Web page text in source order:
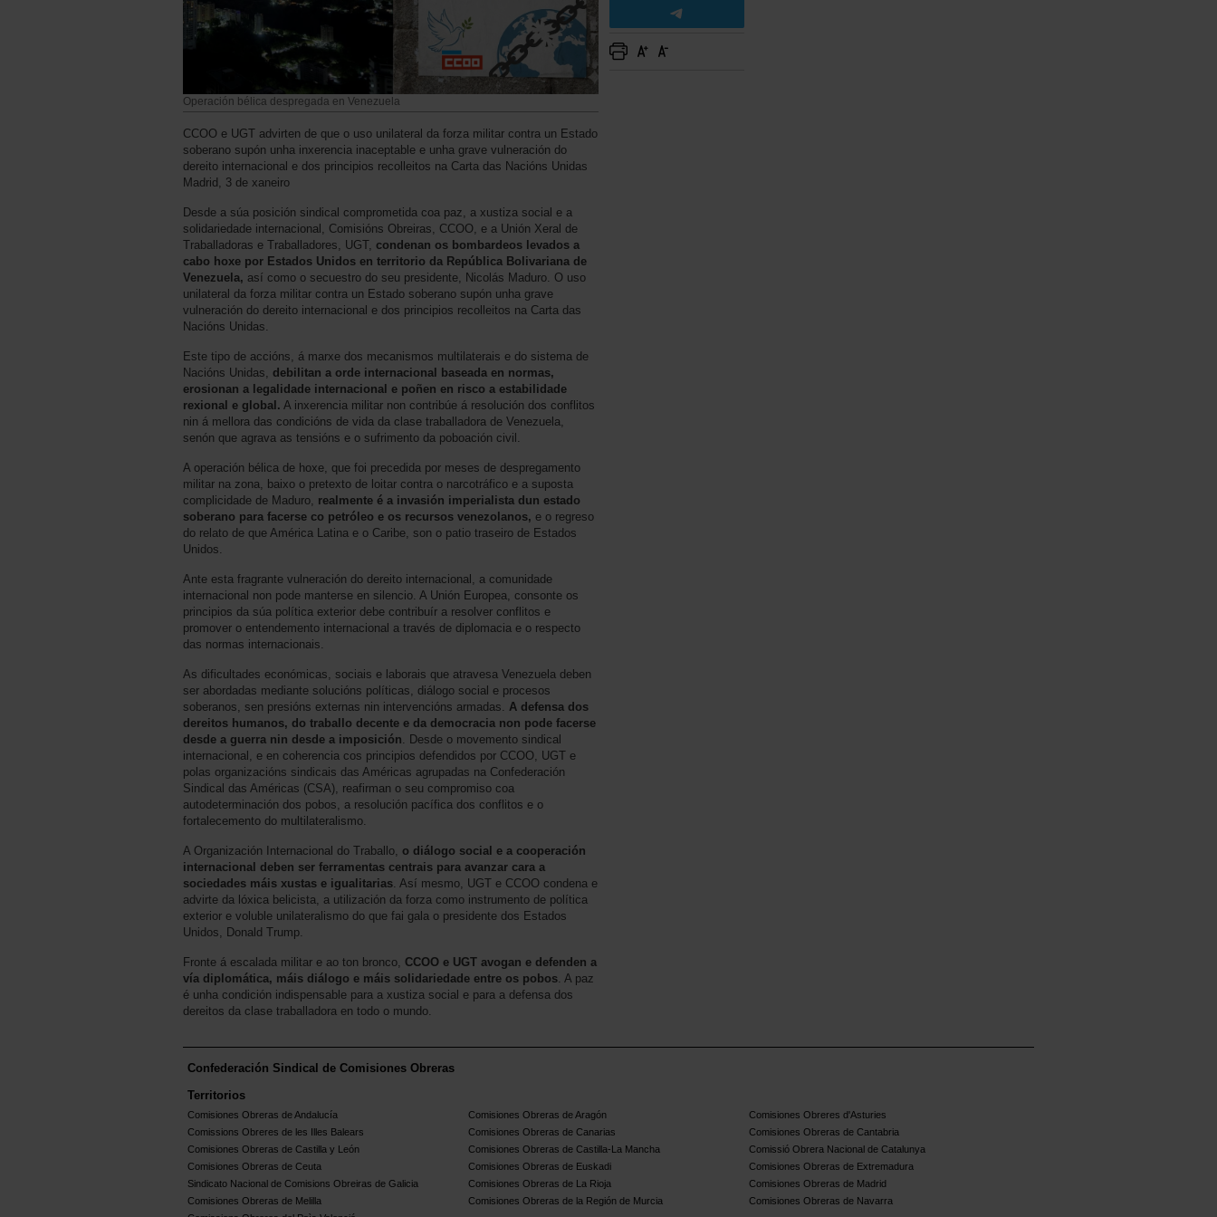
Operación bélica despregada en Venezuela
CCOO e UGT advirten de que o uso unilateral da forza militar contra un Estado
soberano supón unha inxerencia inaceptable e unha grave vulneración do
dereito internacional e dos principios recolleitos na Carta das Nacións Unidas
Madrid, 3 de xaneiro
Desde a súa posición sindical comprometida coa paz, a xustiza social e a
solidariedade internacional, Comisións Obreiras, CCOO, e a Unión Xeral de
Traballadoras e Traballadores, UGT, condenan os bombardeos levados a
cabo hoxe por Estados Unidos en territorio da República Bolivariana de
Venezuela, así como o secuestro do seu presidente, Nicolás Maduro. O uso
unilateral da forza militar contra un Estado soberano supón unha grave
vulneración do dereito internacional e dos principios recolleitos na Carta das
Nacións Unidas.
Este tipo de accións, á marxe dos mecanismos multilaterais e do sistema de
Nacións Unidas, debilitan a orde internacional baseada en normas,
erosionan a legalidade internacional e poñen en risco a estabilidade
rexional e global. A inxerencia militar non contribúe á resolución dos conflitos
nin á mellora das condicións de vida da clase traballadora de Venezuela,
senón que agrava as tensións e o sufrimento da poboación civil.
A operación bélica de hoxe, que foi precedida por meses de despregamento
militar na zona, baixo o pretexto de loitar contra o narcotráfico e a suposta
complicidade de Maduro, realmente é a invasión imperialista dun estado
soberano para facerse co petróleo e os recursos venezolanos, e o regreso
do relato de que América Latina e o Caribe, son o patio traseiro de Estados
Unidos.
Ante esta fragrante vulneración do dereito internacional, a comunidade
internacional non pode manterse en silencio. A Unión Europea, consonte os
principios da súa política exterior debe contribuír a resolver conflitos e
promover o entendemento internacional a través de diplomacia e o respecto
das normas internacionais.
As dificultades económicas, sociais e laborais que atravesa Venezuela deben
ser abordadas mediante solucións políticas, diálogo social e procesos
soberanos, sen presións externas nin intervencións armadas. A defensa dos
dereitos humanos, do traballo decente e da democracia non pode facerse
desde a guerra nin desde a imposición. Desde o movemento sindical
internacional, e en coherencia cos principios defendidos por CCOO, UGT e
polas organizacións sindicais das Américas agrupadas na Confederación
Sindical das Américas (CSA), reafirman o seu compromiso coa
autodeterminación dos pobos, a resolución pacífica dos conflitos e o
fortalecemento do multilateralismo.
A Organización Internacional do Traballo, o diálogo social e a cooperación
internacional deben ser ferramentas centrais para avanzar cara a
sociedades máis xustas e igualitarias. Así mesmo, UGT e CCOO condena e
advirte da lóxica belicista, a utilización da forza como instrumento de política
exterior e voluble unilateralismo do que fai gala o presidente dos Estados
Unidos, Donald Trump.
Fronte á escalada militar e ao ton bronco, CCOO e UGT avogan e defenden a
vía diplomática, máis diálogo e máis solidariedade entre os pobos. A paz
é unha condición indispensable para a xustiza social e para a defensa dos
dereitos da clase traballadora en todo o mundo.
Confederación Sindical de Comisiones Obreras
Territorios
Comisiones Obreras de Andalucía Comisiones Obreras de Aragón
Comisiones Obreres d'Asturies
Comissions Obreres de les Illes Balears
Comisiones Obreras de Canarias
Comisiones Obreras de Cantabria
Comisiones Obreras de Castilla y León
Comisiones Obreras de Castilla-La Mancha
Comissió Obrera Nacional de Catalunya
Comisiones Obreras de Ceuta
Comisiones Obreras de Euskadi
Comisiones Obreras de Extremadura
Sindicato Nacional de Comisions Obreiras de Galicia
Comisiones Obreras de La Rioja
Comisiones Obreras de Madrid
Comisiones Obreras de Melilla
Comisiones Obreras de la Región de Murcia
Comisiones Obreras de Navarra